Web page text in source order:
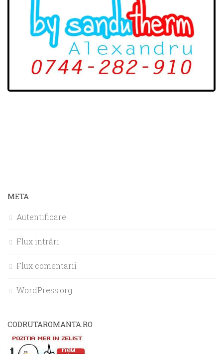
META
Autentificare
Flux intrări
Flux comentarii
WordPress.org
CODRUTAROMANTA.RO